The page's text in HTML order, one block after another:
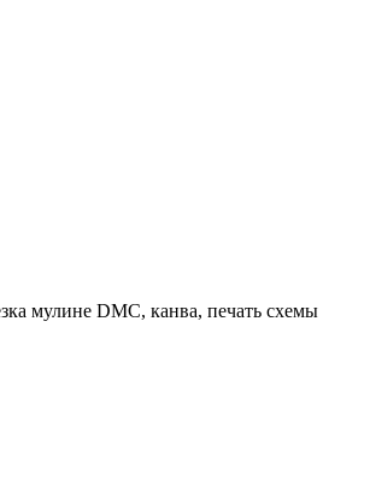
мулине DMC, канва, печать схемы